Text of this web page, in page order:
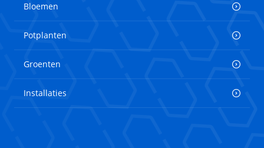
Bloemen
Potplanten
Groenten
Installaties